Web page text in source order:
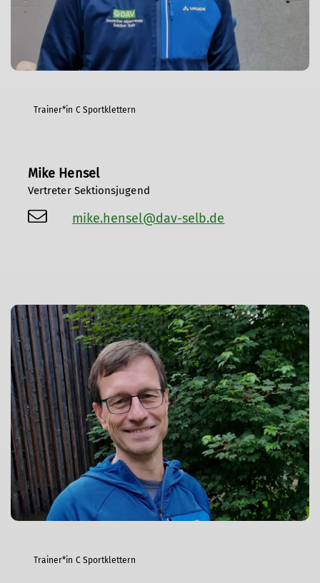
Trainer*in C Sportklettern
Mike Hensel
Vertreter Sektionsjugend
mike.hensel@dav-selb.de
Trainer*in C Sportklettern